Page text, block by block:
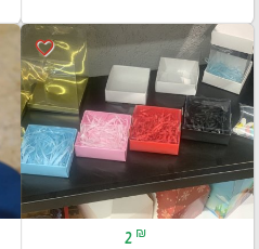
favorite_border
2 ₪